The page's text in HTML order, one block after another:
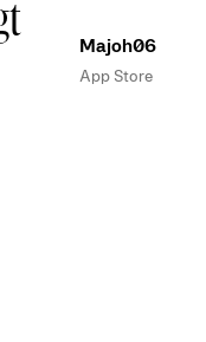
Majoh06
App Store